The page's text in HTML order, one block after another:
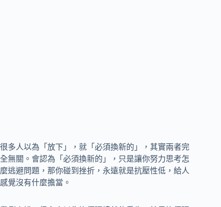
很多人以為「放下」，就「必須換新的」，其實兩者完
全無關。會認為「必須換新的」，只是讓你努力思考怎
麼逃避問題，那你碰到挫折，永遠就是抗壓性低，給人
感覺沒有什麼擔當。